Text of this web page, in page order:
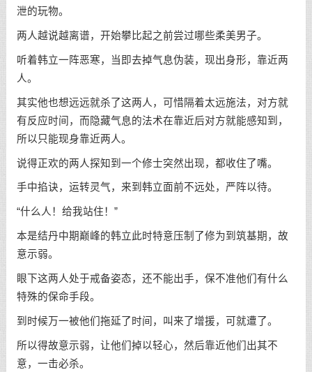
泄的玩物。
两人越说越离谱，开始攀比起之前尝过哪些柔美男子。
听着韩立一阵恶寒，当即去掉气息伪装，现出身形，靠近两
人。
其实他也想远远就杀了这两人，可惜隔着太远施法，对方就
有反应时间，而隐藏气息的法术在靠近后对方就能感知到，
所以只能现身靠近两人。
说得正欢的两人探知到一个修士突然出现，都收住了嘴。
手中掐诀，运转灵气，来到韩立面前不远处，严阵以待。
“什么人！给我站住！”
本是结丹中期巅峰的韩立此时特意压制了修为到筑基期，故
意示弱。
眼下这两人处于戒备姿态，还不能出手，保不准他们有什么
特殊的保命手段。
到时候万一被他们拖延了时间，叫来了增援，可就遭了。
所以得故意示弱，让他们掉以轻心，然后靠近他们出其不
意，一击必杀。